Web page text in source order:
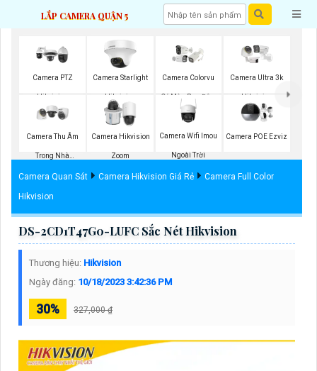
LẮP CAMERA QUẬN 5
Camera PTZ
Hikvision
Camera Starlight
Hikvision
Camera Colorvu
Có Màu Ban Đêm
Camera Ultra 3k
Hikvision
Camera Thu Âm
Trong Nhà
Hikvision
Camera Hikvision
Zoom
Camera Wifi Imou
Ngoài Trời
Camera POE Ezviz
Camera Quan Sát Camera Hikvision Giá Rẻ
Camera Full Color
Hikvision
DS-2CD1T47G0-LUFC Sắc Nét Hikvision
Thương hiệu: Hikvision
Ngày đăng: 10/18/2023 3:42:36 PM
30% 327,000 ₫